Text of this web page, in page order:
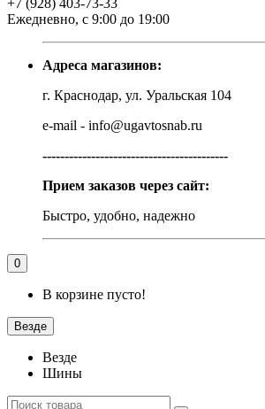
+7 (928) 403-73-33
Ежедневно, с 9:00 до 19:00
Адреса магазинов:
г. Краснодар, ул. Уральская 104
e-mail - info@ugavtosnab.ru
------------------------------------------
Прием заказов через сайт:
Быстро, удобно, надежно
0
В корзине пусто!
Везде
Везде
Шины